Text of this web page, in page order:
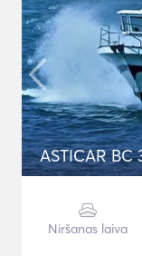
ASTICAR BC
Niršanas laiva